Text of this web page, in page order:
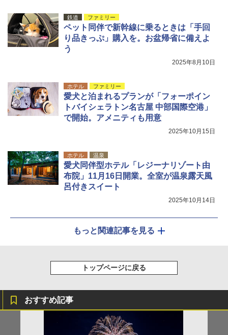
鉄道 ファミリー
ペット同伴で新幹線に乗るときは「手回
り品きっぷ」購入を。お盆帰省に備えよ
う
2025年8月10日
ホテル ファミリー
愛犬と泊まれるプランが「フォーポイン
トバイシェラトン名古屋 中部国際空港」
で開始。アメニティも用意
2025年10月15日
ホテル 温泉
愛犬同伴型ホテル「レジーナリゾート由
布院」11月16日開業。全室が温泉露天風
呂付きスイート
2025年10月14日
もっと関連記事を見る
トップページに戻る
おすすめ記事